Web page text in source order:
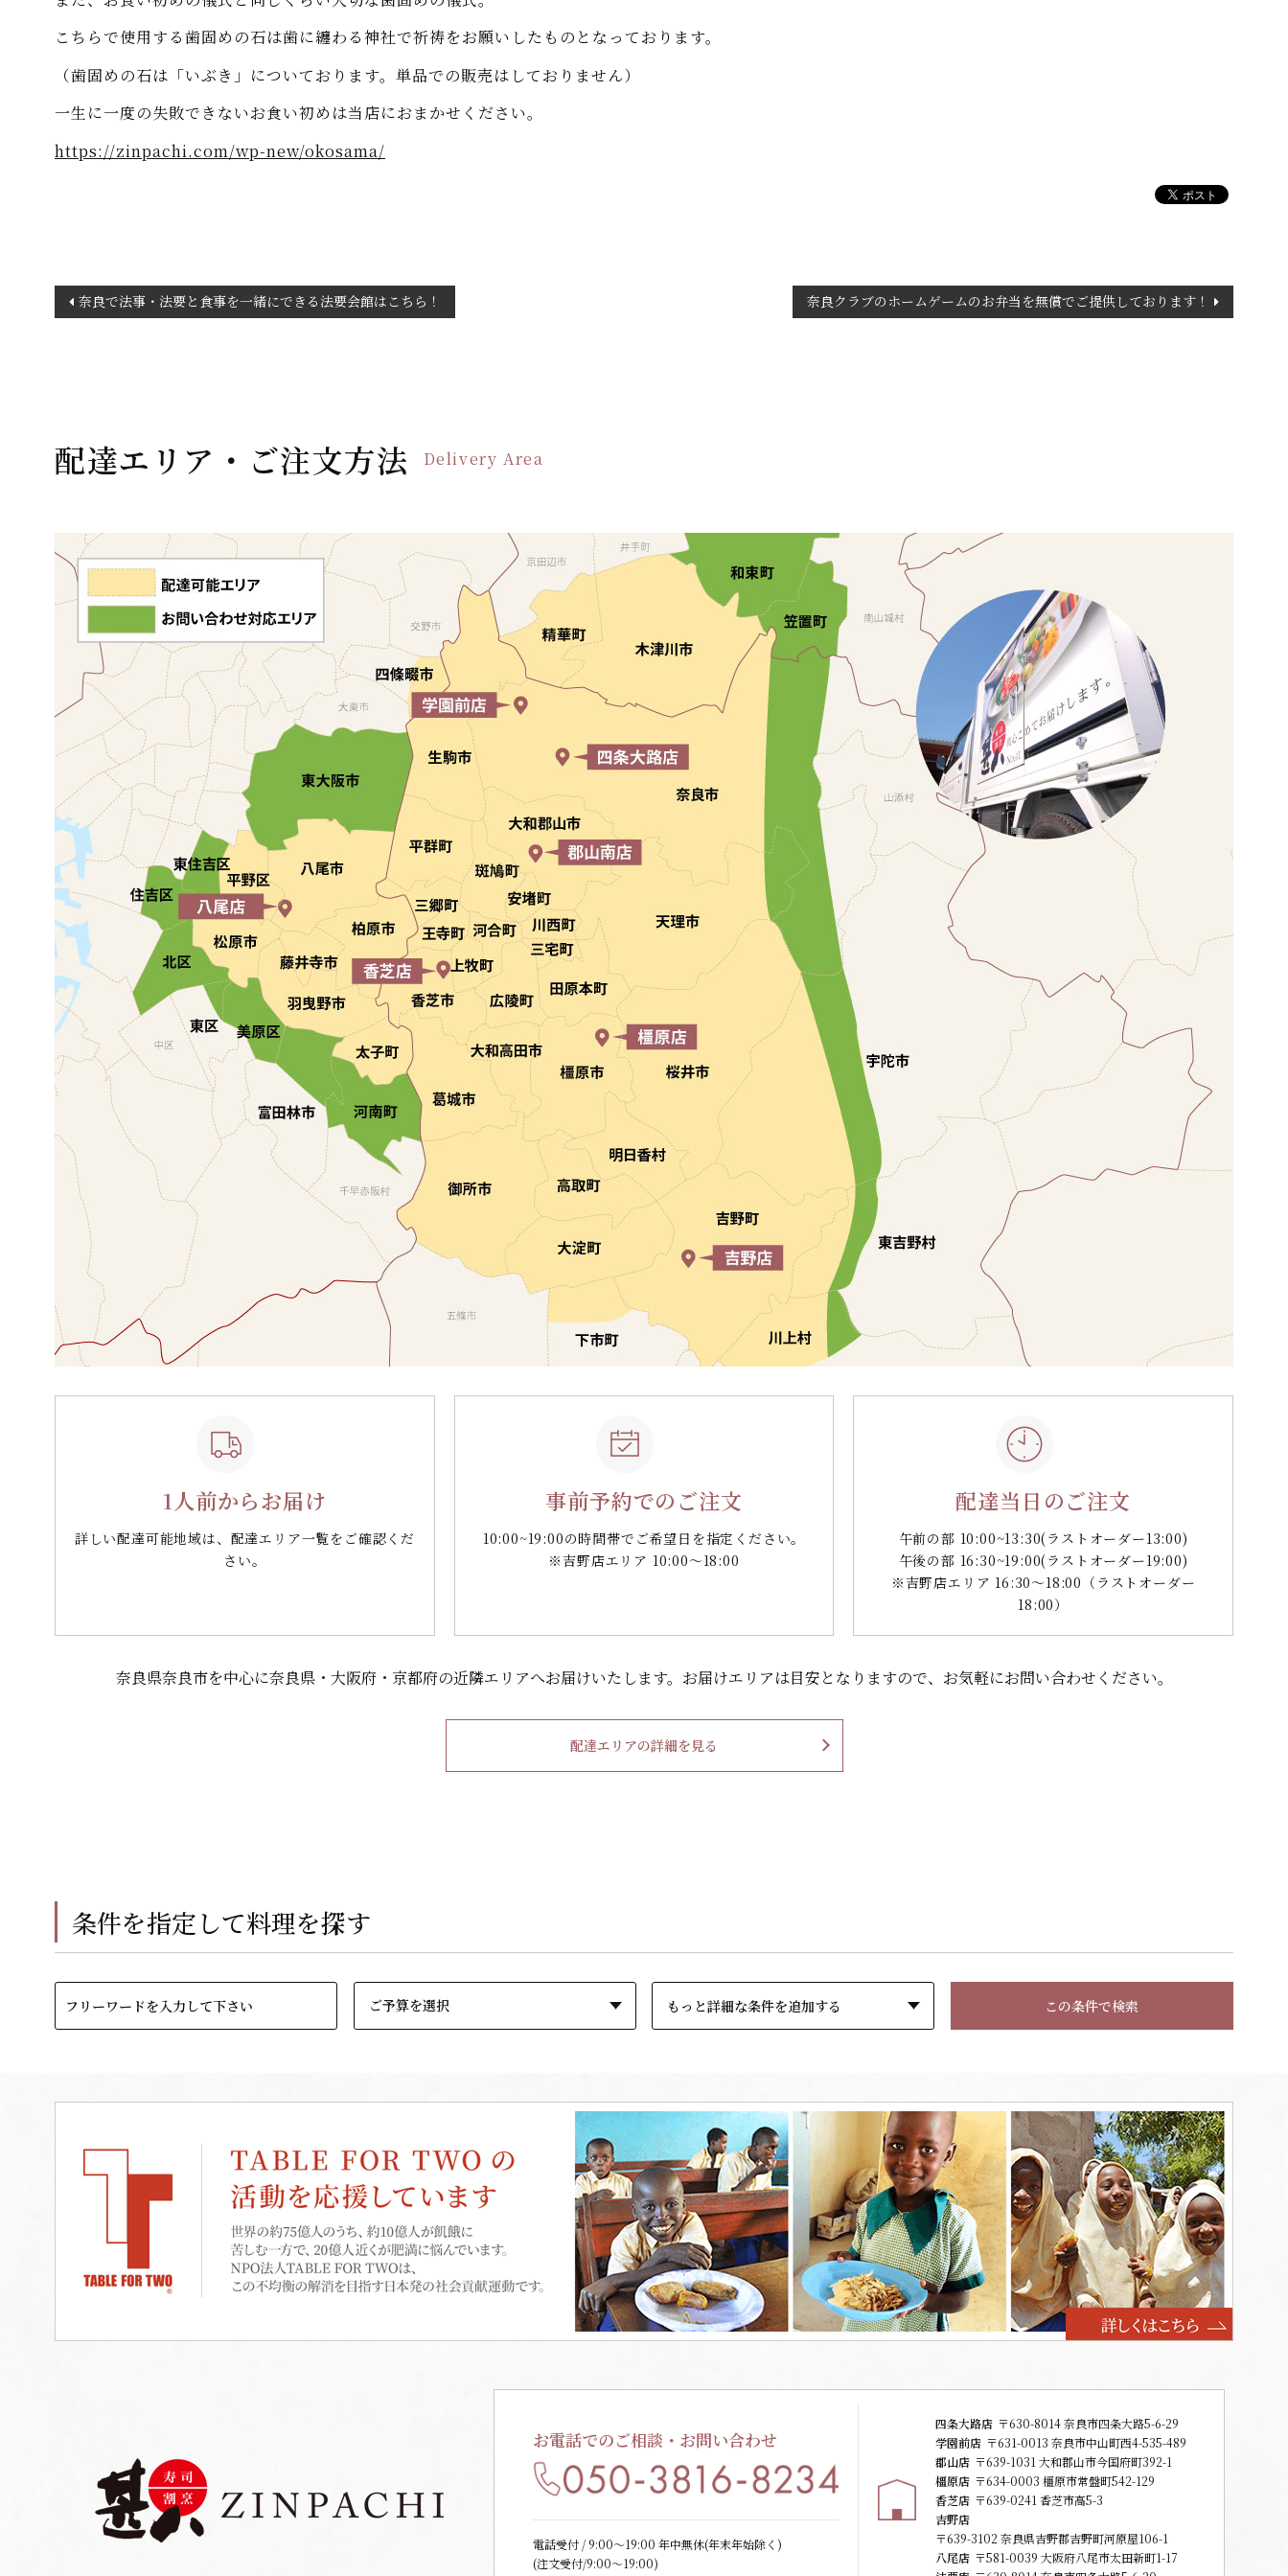
こちらで使用する歯固めの石は歯に纏わる神社で祈祷をお願いしたものとなっております。
（歯固めの石は「いぶき」についております。単品での販売はしておりません）
一生に一度の失敗できないお食い初めは当店におまかせください。
https://zinpachi.com/wp-new/okosama/
稿
シ
ョ
奈良で法事・法要と食事を一緒にできる法要会館はこちら！ 奈良クラブのホームゲームのお弁当を無償でご提供しております！
配達エリア・ご注文方法 Delivery Area
1人前からお届け
詳しい配達可能地域は、配達エリア一覧をご確認くだ
さい。
事前予約でのご注文
10:00~19:00の時間帯で ご希望日を指定ください。
※吉野店エリア 10:00～18:00
配達当日のご注文
午前の部 10:00~13:30(ラストオーダー13:00)
午後の部 16:30~19:00(ラストオーダー19:00)
※吉野店エリア 16:30～18:00（ラストオーダー
18:00）
奈良県奈良市を中心に奈良県・大阪府・京都府の近隣エリアへお届けいたします。 お届けエリアは目安となりますので、 お気軽にお問い合わせください。
配達エリアの詳細を見る
条件を指定して料理を探す
もっと詳細な条件を追加する この条件で検索
お電話でのご相談・お問い合わせ
電話受付 / 9:00〜19:00 年中無休(年末年始除く)
(注文受付/9:00～19:00)
四条大路店 〒630-8014 奈良市四条大路5-6-29
学園前店 〒631-0013 奈良市中山町西4-535-489
郡山店 〒639-1031 大和郡山市今国府町392-1
橿原店 〒634-0003 橿原市常盤町542-129
香芝店 〒639-0241 香芝市高5-3
吉野店
〒639-3102 奈良県吉野郡吉野町河原屋106-1
八尾店 〒581-0039 大阪府八尾市太田新町1-17